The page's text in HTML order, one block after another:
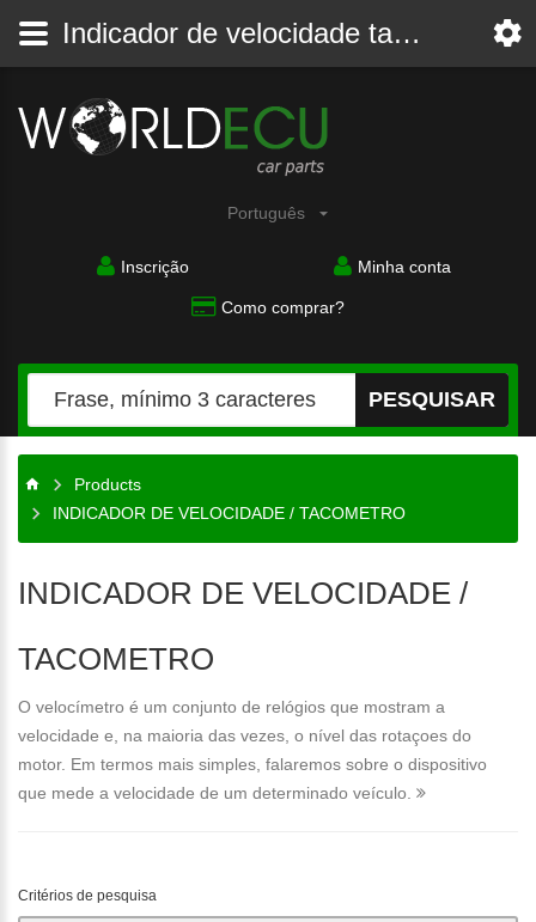
Português
Inscrição Minha conta
Como comprar?
PESQUISAR
Products
INDICADOR DE VELOCIDADE / TACOMETRO
INDICADOR DE VELOCIDADE /
TACOMETRO
O velocímetro é um conjunto de relógios que mostram a
velocidade e, na maioria das vezes, o nível das rotaçoes do
motor. Em termos mais simples, falaremos sobre o dispositivo
que mede a velocidade de um determinado veículo.
Critérios de pesquisa
Indicador de velocidade tacometro - O velocímetro